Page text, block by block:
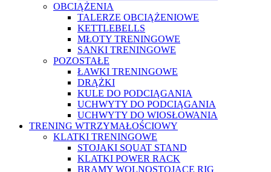
OBCIĄŻENIA
TALERZE OBCIĄŻENIOWE
KETTLEBELLS
MŁOTY TRENINGOWE
SANKI TRENINGOWE
POZOSTAŁE
ŁAWKI TRENINGOWE
DRĄŻKI
KULE DO PODCIĄGANIA
UCHWYTY DO PODCIĄGANIA
UCHWYTY DO WIOSŁOWANIA
TRENING WTRZYMAŁOŚCIOWY
KLATKI TRENINGOWE
STOJAKI SQUAT STAND
KLATKI POWER RACK
BRAMY WOLNOSTOJĄCE RIG